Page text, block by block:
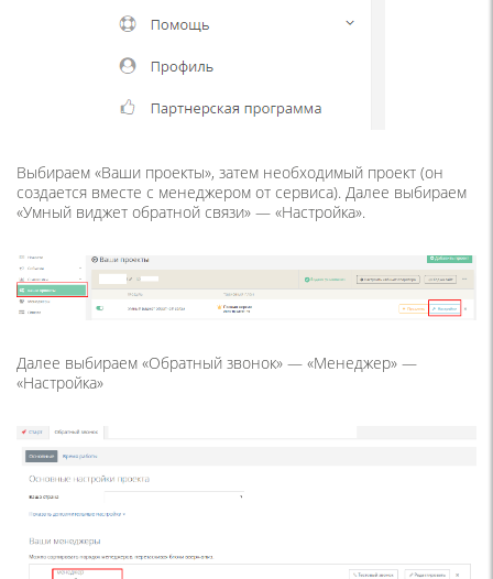
Выбираем «Ваши проекты», затем необходимый проект (он
создается вместе с менеджером от сервиса). Далее выбираем
«Умный виджет обратной связи» — «Настройка».
Далее выбираем «Обратный звонок» — «Менеджер» —
«Настройка»